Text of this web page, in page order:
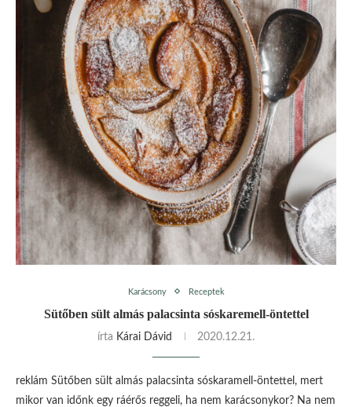
Karácsony Receptek
Sütőben sült almás palacsinta sóskaremell-öntettel
írta Kárai Dávid 2020.12.21.
reklám Sütőben sült almás palacsinta sóskaramell-öntettel, mert
mikor van időnk egy ráérős reggeli, ha nem karácsonykor? Na nem